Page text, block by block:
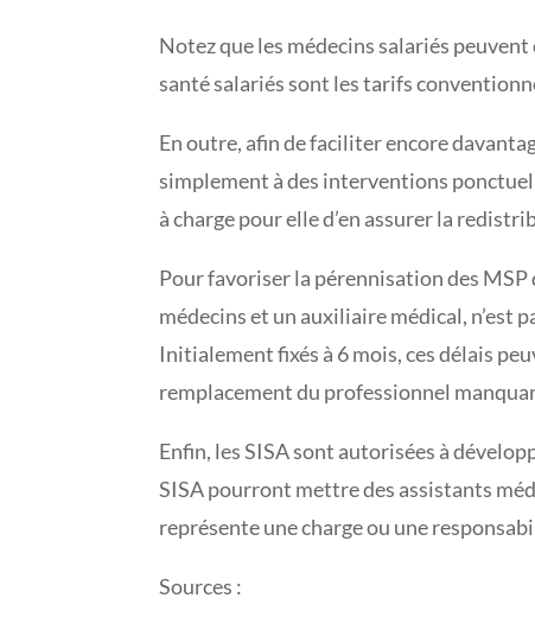
Notez que les médecins salariés
santé salariés sont les tarifs
En outre, afin de faciliter encore
simplement à des interventions
à charge pour elle d’en assurer la
Pour favoriser la pérennisation des MSP
médecins et un auxiliaire médical, n’est
Initialement fixés à 6 mois, ces délais
remplacement du professionnel
Enfin, les SISA sont autorisées à
SISA pourront mettre des assistants
représente une charge ou une
Sources :